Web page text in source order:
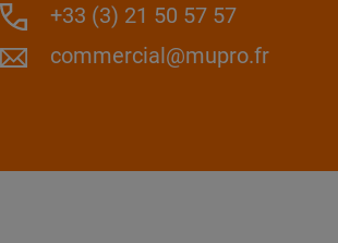
+33 (3) 21 50 57 57
commercial@mupro.fr